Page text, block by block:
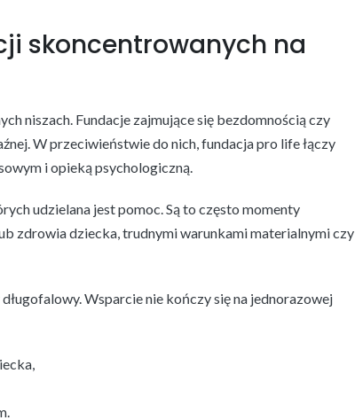
skoncentrowanych na
niszach. Fundacje zajmujące się bezdomnością czy
W przeciwieństwie do nich, fundacja pro life łączy
i opieką psychologiczną.
udzielana jest pomoc. Są to często momenty
zdrowia dziecka, trudnymi warunkami materialnymi czy
Wsparcie nie kończy się na jednorazowej